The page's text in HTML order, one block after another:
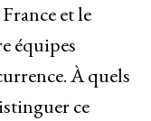
et le
équipes
À quels
ce